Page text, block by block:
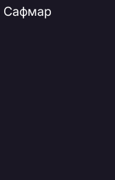
Сафмар